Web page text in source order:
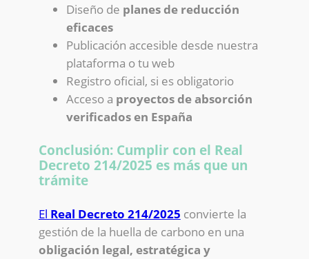
Diseño de planes de reducción
eficaces
Publicación accesible desde nuestra
plataforma o tu web
Registro oficial, si es obligatorio
Acceso a proyectos de absorción
verificados en España
Conclusión: Cumplir con el Real
Decreto 214/2025 es más que un
trámite
El Real Decreto 214/2025 convierte la
gestión de la huella de carbono en una
obligación legal, estratégica y